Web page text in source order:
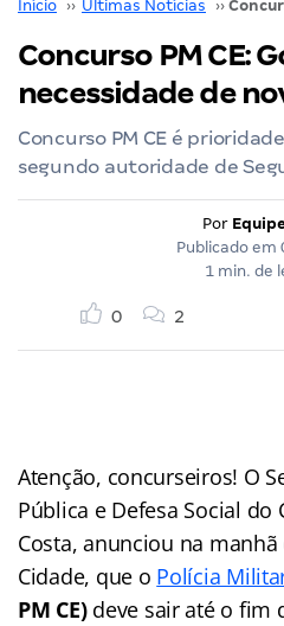
Início ›› Últimas Notícias ››
Concurso PM CE:
necessidade de
Concurso PM CE é
segundo autoridade de
Por
Publicado em
1 min. de
0 2
Atenção, concurseiros! O
Pública e Defesa Social do
Costa, anunciou na manhã
Cidade, que o Polícia
PM CE)deve sair até o fim